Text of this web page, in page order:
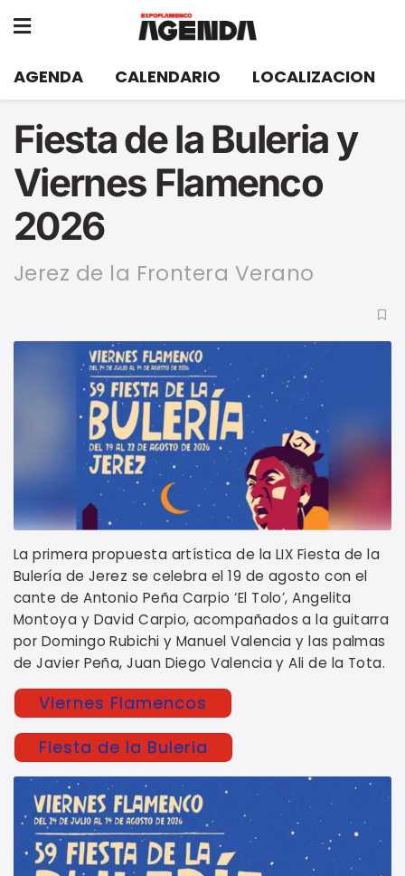
AGENDA CALENDARIO LOCALIZACION
Fiesta de la Buleria y
Viernes Flamenco
2026
Jerez de la Frontera Verano
La primera propuesta artística de la LIX Fiesta de la
Bulería de Jerez se celebra el 19 de agosto con el
cante de Antonio Peña Carpio ‘El Tolo’, Angelita
Montoya y David Carpio, acompañados a la guitarra
por Domingo Rubichi y Manuel Valencia y las palmas
de Javier Peña, Juan Diego Valencia y Ali de la Tota.
Viernes Flamencos
Fiesta de la Buleria